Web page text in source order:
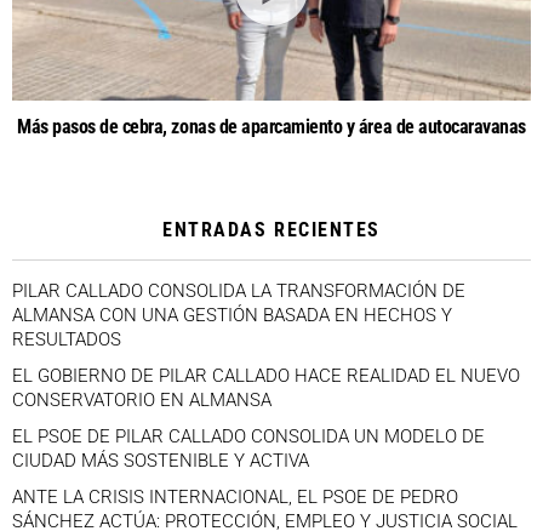
Más pasos de cebra, zonas de aparcamiento y área de autocaravanas
ENTRADAS RECIENTES
PILAR CALLADO CONSOLIDA LA TRANSFORMACIÓN DE
ALMANSA CON UNA GESTIÓN BASADA EN HECHOS Y
RESULTADOS
EL GOBIERNO DE PILAR CALLADO HACE REALIDAD EL NUEVO
CONSERVATORIO EN ALMANSA
EL PSOE DE PILAR CALLADO CONSOLIDA UN MODELO DE
CIUDAD MÁS SOSTENIBLE Y ACTIVA
ANTE LA CRISIS INTERNACIONAL, EL PSOE DE PEDRO
SÁNCHEZ ACTÚA: PROTECCIÓN, EMPLEO Y JUSTICIA SOCIAL